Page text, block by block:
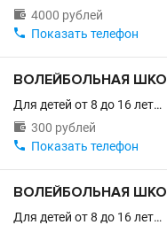
 4000 рублей
 Показать телефон
ВОЛЕЙБОЛЬНАЯ
Для детей от 8 до 16 лет…
 300 рублей
 Показать телефон
ВОЛЕЙБОЛЬНАЯ
Для детей от 8 до 16 лет…